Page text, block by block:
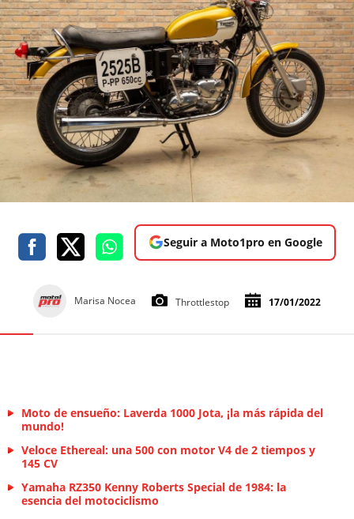
Seguir a Moto1pro en Google
Marisa Nocea Throttlestop 17/01/2022
Moto de ensueño: Laverda 1000 Jota, ¡la más rápida del
mundo!
Veloce Ethereal: una 500 con motor V4 de 2 tiempos y
145 CV
Yamaha RZ350 Kenny Roberts Special de 1984: la
esencia del motociclismo